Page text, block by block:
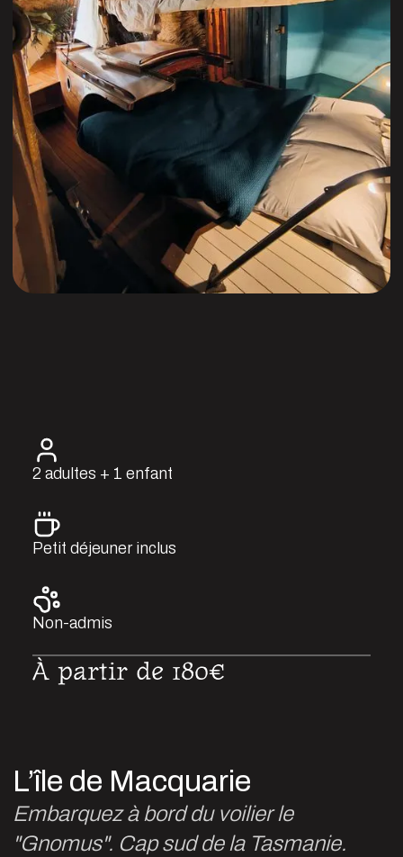
L’île de Macquarie
Embarquez à bord du voilier le
"Gnomus". Cap sud de la Tasmanie.
2 adultes + 1 enfant
Petit déjeuner inclus
Non-admis
À partir de 180€